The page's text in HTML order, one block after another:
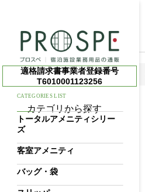
適格請求書事業者登録番号
T6010001123256
CATEGORIES LIST
カテゴリから探す
トータルアメニティシリー
ズ
客室アメニティ
バッグ・袋